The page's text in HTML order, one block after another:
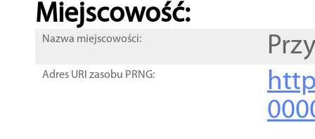
Miejscowość:
Nazwa miejscowości:
Adres URI zasobu PRNG: